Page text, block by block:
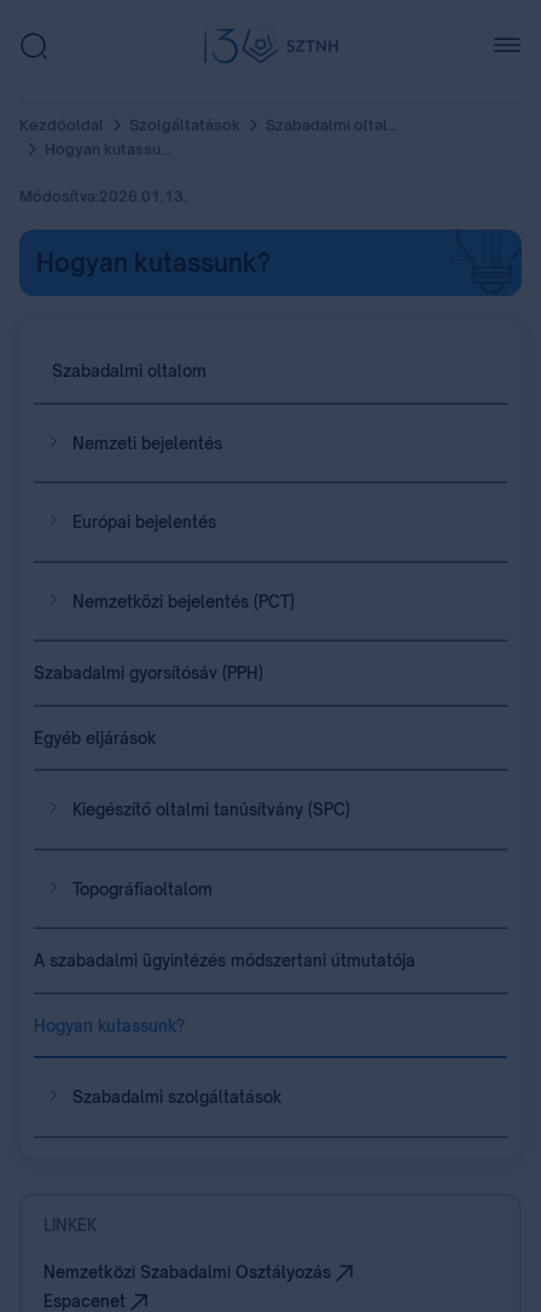
Kezdőoldal Szolgáltatások
Szabadalmi oltalom
Hogyan kutassunk?
Módosítva:2026.01.13.
Hogyan kutassunk?
Szabadalmi oltalom
Nemzeti bejelentés
Európai bejelentés
Nemzetközi bejelentés (PCT)
Szabadalmi gyorsítósáv (PPH)
Egyéb eljárások
Kiegészítő oltalmi tanúsítvány (SPC)
Topográfiaoltalom
A szabadalmi ügyintézés módszertani útmutatója
Hogyan kutassunk?
Szabadalmi szolgáltatások
LINKEK
Nemzetközi Szabadalmi Osztályozás
Espacenet